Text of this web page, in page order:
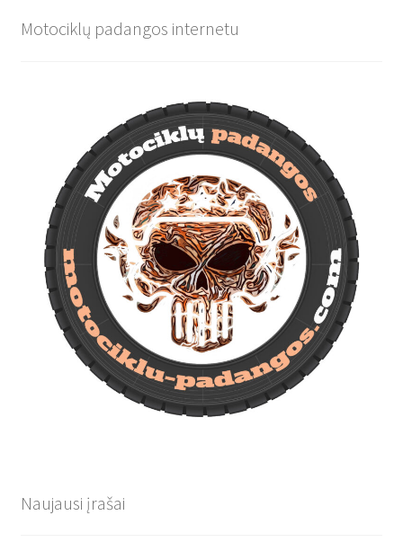
Motociklų padangos internetu
Naujausi įrašai